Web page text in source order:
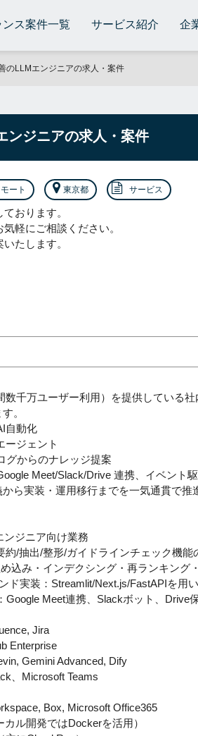
ンス案件一覧 サービス紹介 企
のLLMエンジニアの求人・案件
ンジニアの求人・案件
ート 東京都 サービス
おります。
軽にご相談ください。
たします。
数千万ユーザー利用）を提供している
。
自動化
ージェント
グからのナレッジ提案
Meet/Slack/Drive 連携、イベント
ら実装・運用移行までを一気通貫で
ンジニア向け業務
約/抽出/整形/ガイドラインチェック機能
込み・インデクシング・再ランキング
ド実装：Streamlit/Next.js/FastAPIを用
Google Meet連携、Slackボット、Drive
Jira
Enterprise
Gemini Advanced, Dify
、Microsoft Teams
Box, Microsoft Office365
ル開発ではDockerを活用）